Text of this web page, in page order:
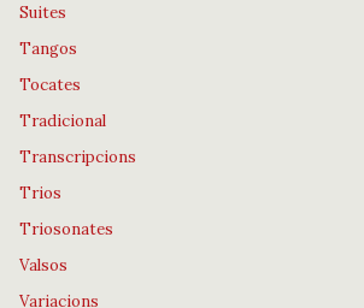
Suites
Tangos
Tocates
Tradicional
Transcripcions
Trios
Triosonates
Valsos
Variacions